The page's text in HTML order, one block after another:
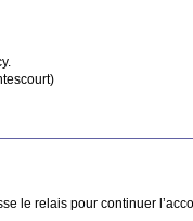
le relais pour continuer